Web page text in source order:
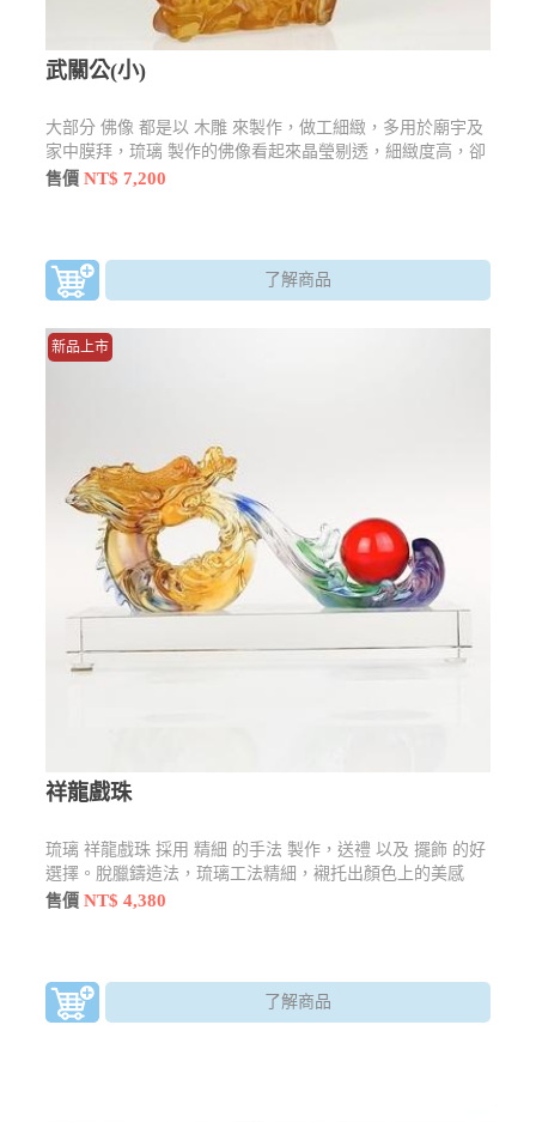
武關公(小)
大部分 佛像 都是以 木雕 來製作，做工細緻，多用於廟宇及
家中膜拜，琉璃 製作的佛像看起來晶瑩剔透，細緻度高，卻
也不失莊嚴感，還有許多型態及樣貌
售價NT$ 7,200
了解商品
新品上市
祥龍戲珠
琉璃 祥龍戲珠 採用 精細 的手法 製作，送禮 以及 擺飾 的好
選擇。脫臘鑄造法，琉璃工法精細，襯托出顏色上的美感
售價NT$ 4,380
了解商品